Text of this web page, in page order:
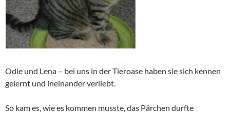
Odie und Lena – bei uns in der Tieroase haben sie sich kennen
gelernt und ineinander verliebt.
So kam es, wie es kommen musste, das Pärchen durfte